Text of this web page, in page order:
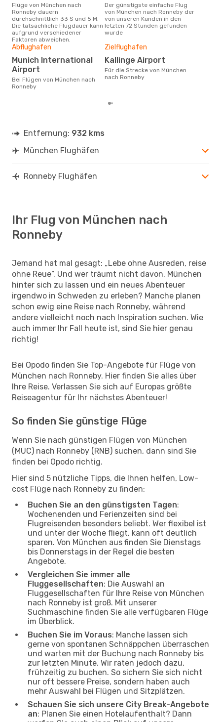
Flüge von München nach
Ronneby dauern
durchschnittlich 33 S und 5 M.
Die tatsächliche Flugdauer kann
aufgrund verschiedener
Faktoren abweichen.
Der günstigste einfache Flug
von München nach Ronneby der
von unseren Kunden in den
letzten 72 Stunden gefunden
wurde
Abflughafen
Munich International
Airport
Bei Flügen von München nach
Ronneby
Zielflughafen
Kallinge Airport
Für die Strecke von München
nach Ronneby
Entfernung: 932 kms
München Flughäfen
Ronneby Flughäfen
Ihr Flug von München nach
Ronneby
Jemand hat mal gesagt: „Lebe ohne Ausreden, reise
ohne Reue“. Und wer träumt nicht davon, München
hinter sich zu lassen und ein neues Abenteuer
irgendwo in Schweden zu erleben? Manche planen
schon ewig eine Reise nach Ronneby, während
andere vielleicht noch nach Inspiration suchen. Wie
auch immer Ihr Fall heute ist, sind Sie hier genau
richtig!
Bei Opodo finden Sie Top-Angebote für Flüge von
München nach Ronneby. Hier finden Sie alles über
Ihre Reise. Verlassen Sie sich auf Europas größte
Reiseagentur für Ihr nächstes Abenteuer!
So finden Sie günstige Flüge
Wenn Sie nach günstigen Flügen von München
(MUC) nach Ronneby (RNB) suchen, dann sind Sie
finden bei Opodo richtig.
Hier sind 5 nützliche Tipps, die Ihnen helfen, Low-
cost Flüge nach Ronneby zu finden:
Buchen Sie an den günstigsten Tagen:
Wochenenden und Ferienzeiten sind bei
Flugreisenden besonders beliebt. Wer flexibel ist
und unter der Woche fliegt, kann oft deutlich
sparen. Von München aus finden Sie Dienstags
bis Donnerstags in der Regel die besten
Angebote.
Vergleichen Sie immer alle
Fluggesellschaften: Die Auswahl an
Fluggesellschaften für Ihre Reise von München
nach Ronneby ist groß. Mit unserer
Suchmaschine finden Sie alle verfügbaren Flüge
im Überblick.
Buchen Sie im Voraus: Manche lassen sich
gerne von spontanen Schnäppchen überraschen
und warten mit der Buchung nach Ronneby bis
zur letzten Minute. Wir raten jedoch dazu,
frühzeitig zu buchen. So sichern Sie sich nicht
nur oft bessere Preise, sondern haben auch
mehr Auswahl bei Flügen und Sitzplätzen.
Schauen Sie sich unsere City Break-Angebote
an: Planen Sie einen Hotelaufenthalt? Dann